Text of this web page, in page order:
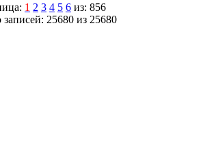
1 2 3 4 5 6 из: 856
записей: 25680 из 25680